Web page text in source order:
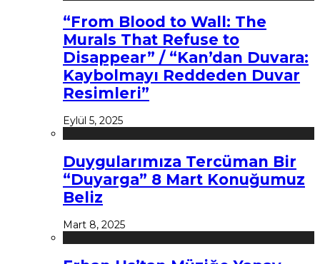
“From Blood to Wall: The
Murals That Refuse to
Disappear” / “Kan’dan Duvara:
Kaybolmayı Reddeden Duvar
Resimleri”
Eylül 5, 2025
Duygularımıza Tercüman Bir
“Duyarga” 8 Mart Konuğumuz
Beliz
Mart 8, 2025